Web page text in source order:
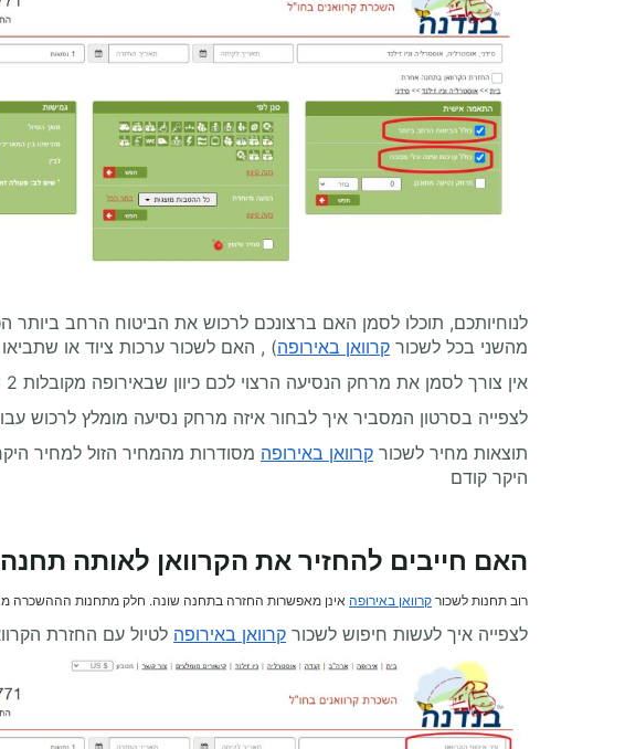
לנוחיותכם, תוכלו לסמן האם ברצונכם לרכוש את הביטוח הרחב ביותר
מהשני בכל לשכור קרוואן באירופה) , האם לשכור ערכות ציוד או
אין צורך לסמן את מרחק הנסיעה הרצוי לכם כיוון שבאירופה מקובלות 2 שיטות תמחור - ללא הגבלת קילומטרג' או חבילת קילומטרים קבועה מראש.
לצפייה בסרטון המסביר איך לבחור איזה מרחק נסיעה מומלץ לרכוש
תוצאות מחיר לשכור קרוואן באירופה מסודרות מהמחיר הזול למחיר
היקר קודם
האם חייבים להחזיר את הקרוואן לאותה
רוב תחנות לשכורקרוואן באירופה אינן מאפשרות החזרה בתחנה שונה. חלק מתחנות הההשכרה
לצפייה איך לעשות חיפוש לשכור קרוואן באירופה לטיול עם החזרת